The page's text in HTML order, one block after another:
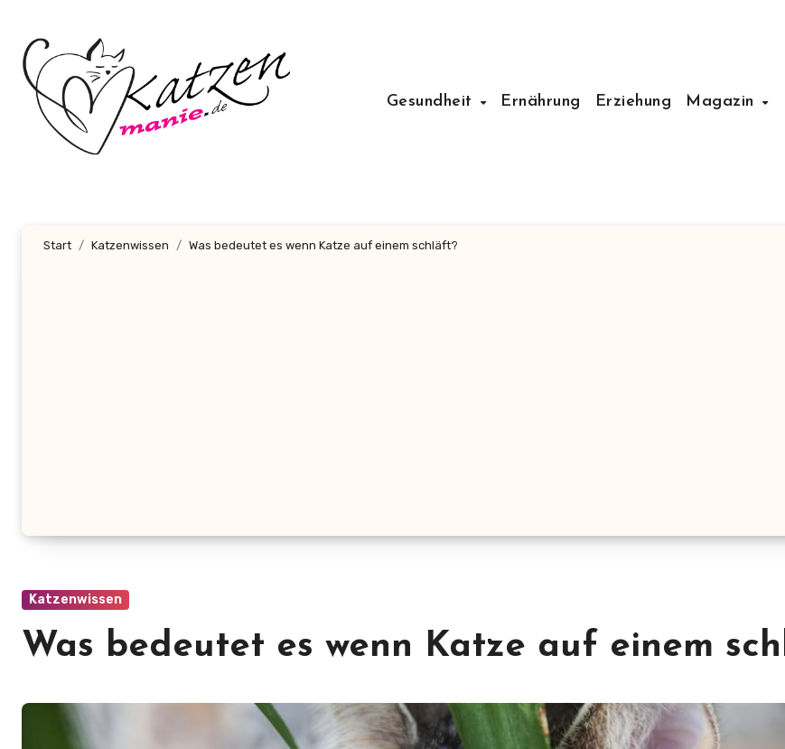
Inhalt
springen
Gesundheit Ernährung Erziehung Magazin
Start Katzenwissen Was bedeutet es wenn Katze auf einem schläft?
Katzenwissen
Was bedeutet es wenn Katze auf einem